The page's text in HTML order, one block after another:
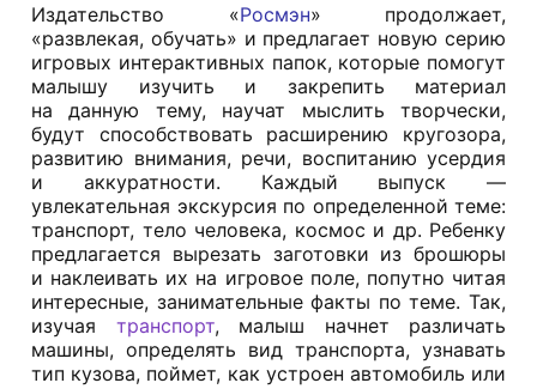
Издательство «Росмэн» продолжает,
«развлекая, обучать» и предлагает новую серию
игровых интерактивных папок, которые помогут
малышу изучить и закрепить материал
на данную тему, научат мыслить творчески,
будут способствовать расширению кругозора,
развитию внимания, речи, воспитанию усердия
и аккуратности. Каждый выпуск —
увлекательная экскурсия по определенной теме:
транспорт, тело человека, космос и др. Ребенку
предлагается вырезать заготовки из брошюры
и наклеивать их на игровое поле, попутно читая
интересные, занимательные факты по теме. Так,
изучая транспорт, малыш начнет различать
машины, определять вид транспорта, узнавать
тип кузова, поймет, как устроен автомобиль или